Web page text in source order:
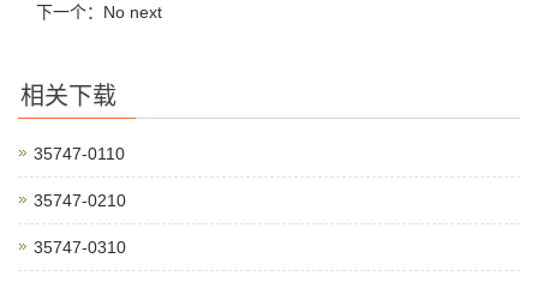
下一个：No next
相关下载
35747-0110
35747-0210
35747-0310